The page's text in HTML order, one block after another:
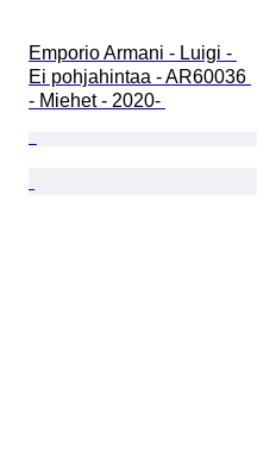
Emporio Armani - Luigi -
Ei pohjahintaa - AR60036
- Miehet - 2020-